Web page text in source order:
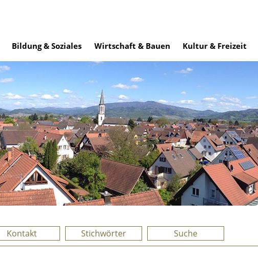
Bildung & Soziales Wirtschaft & Bauen Kultur & Freizeit
Kontakt Stichwörter Suche